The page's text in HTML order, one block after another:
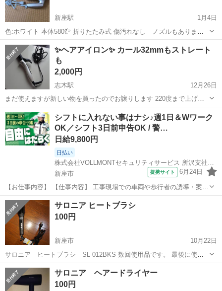
新座駅
1月4日
色:ホワイト 本体580㌘ 折りたたみ式 傷汚れなし ノズルもあります
ペルチェ式ナノイーシステム コード1.7M 高さ23.1×21.1奥行10.4㌢ 手
渡しできる方でお願いします。
埼玉 新座市
✨ヘアアイロン✨ カール32mmもストレート
も
2,000円
志木駅
12月26日
まだ使えますが新しい物を買ったのでお譲りします 220度まで上げら
れます 取りにきてくださる方 よろしくお願いいたします
埼玉 新座市 志木駅 美容家電 ヘアアイロン
シフトに入れない事はナシ♪週1日＆Wワーク
OK／シフト3日前申告OK / 警…
日給9,800円
日払い
新座市
提携サイト 6月24日
【お仕事内容】 【仕事内容】 工事現場での車両や歩行者の誘導・案内
などをお願いします！ 経験・年齢・学歴は一切不問！応募された方と
は必ず面接します★ ＜給与＞ 日給9,800円～11,300円 ┗一律手当含む
?交通費規...
埼玉 新座市
サロニア ヒートブラシ
100円
新座市
10月22日
サロニア ヒートブラシ SL-012BKS 数回使用品です。 最後に使っ
たあとそのまま置いていたため、少し埃を被っています。 25日午前中
までに取りに来てくれる方を探しています。 家の前まで取りに来て頂
く事になりますので...
埼玉 新座市 ヒートブラシ
サロニア ヘアードライヤー
100円